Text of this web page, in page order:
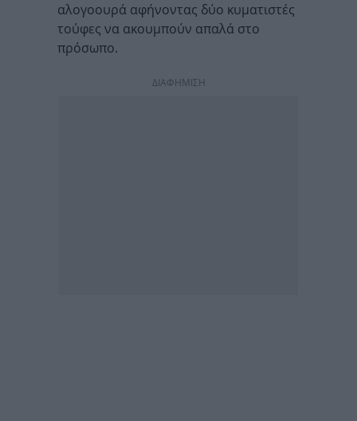
αλογοουρά αφήνοντας δύο κυματιστές
τούφες να ακουμπούν απαλά στο
πρόσωπο.
ΔΙΑΦΗΜΙΣΗ